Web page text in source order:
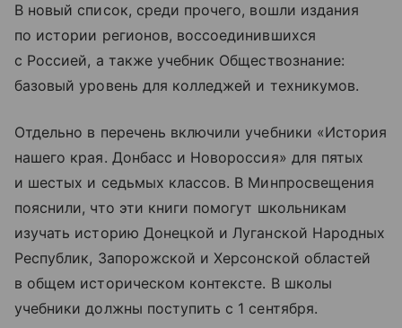
В новый список, среди прочего, вошли издания
по истории регионов, воссоединившихся
с Россией, а также учебник Обществознание:
базовый уровень для колледжей и техникумов.
Отдельно в перечень включили учебники «История
нашего края. Донбасс и Новороссия» для пятых
и шестых и седьмых классов. В Минпросвещения
пояснили, что эти книги помогут школьникам
изучать историю Донецкой и Луганской Народных
Республик, Запорожской и Херсонской областей
в общем историческом контексте. В школы
учебники должны поступить с 1 сентября.